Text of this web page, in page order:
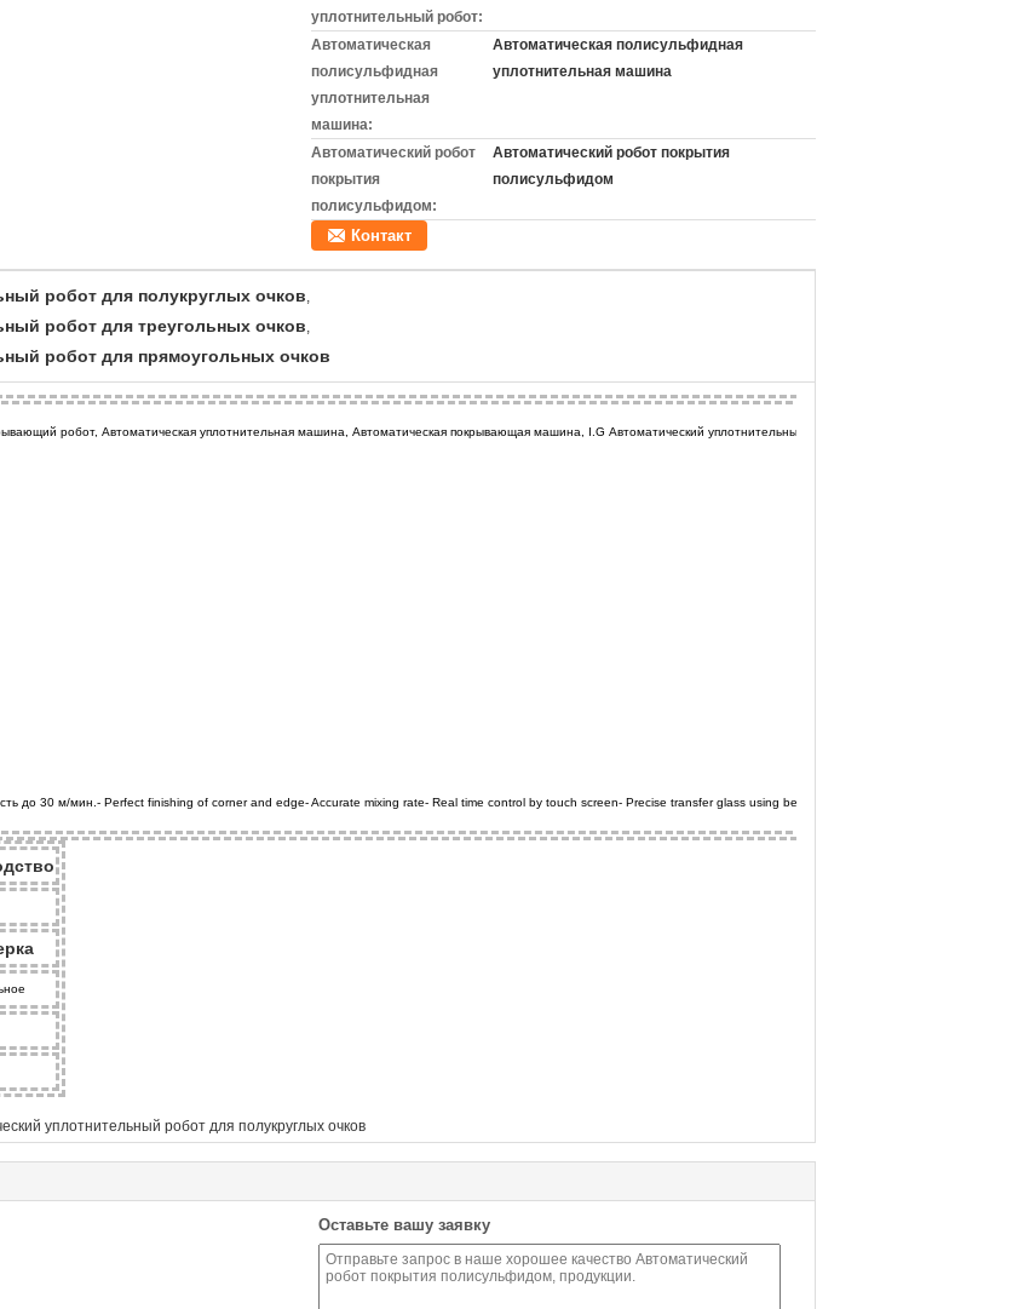
уплотнительный робот:
Автоматическая
полисульфидная
уплотнительная
машина:
Автоматическая полисульфидная
уплотнительная машина
Автоматический робот
покрытия
полисульфидом:
Автоматический робот покрытия
полисульфидом
Контакт
робот для полукруглых очков,
робот для треугольных очков,
робот для прямоугольных очков
робот, Автоматическая уплотнительная машина, Автоматическая покрывающая машина, I.G Автоматический уплотнительный робот, I.G Автоматическая
до 30 м/мин.- Perfect finishing of corner and edge- Accurate mixing rate- Real time control by touch screen- Precise transfer glass using belt conveyor method- Automatic
уплотнительный робот для полукруглых очков
Оставьте вашу заявку